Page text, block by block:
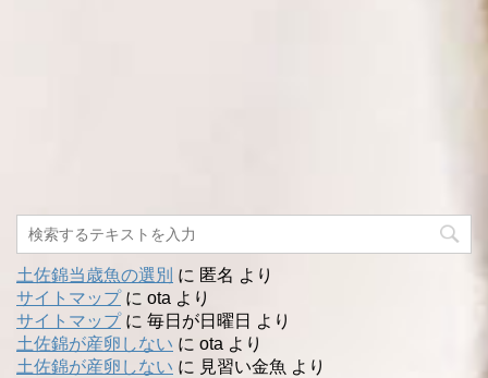
土佐錦当歳魚の選別 に 匿名 より
サイトマップに ota より
サイトマップに 毎日が日曜日 より
土佐錦が産卵しない に ota より
土佐錦が産卵しない に 見習い金魚 より